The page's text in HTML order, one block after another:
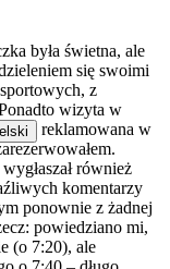
była świetna, ale
się swoimi
z
wizyta w
ona reklamowana w
również
komentarzy
ponownie z żadnej
powiedziano mi,
(o 7:20), ale